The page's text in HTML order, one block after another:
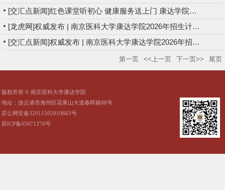
[交汇点新闻]红色课堂听初心 健康服务送上门 康达学院走进灌云县...
[龙虎网]权威发布 | 南京医科大学康达学院2026年招生计划来啦！
[交汇点新闻]权威发布 | 南京医科大学康达学院2026年招生章程和...
第一页 <<上一页 下一页>> 尾页
版权所有 © 南京医科大学康达学院
地址：连云港市海州区花果山大道春晖路88号
苏公网安备32011502010663号
苏ICP备05071376号